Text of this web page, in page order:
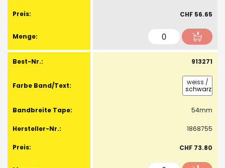
CHF 56.65
913271
weiss /
schwarz
54mm
1868755
CHF 73.80